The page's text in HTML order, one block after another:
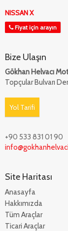
NISSAN X
Fiyat için arayın
Bize Ulaşın
Gökhan Helvacı
Topçular Bulvarı
Yol Tarifi
+90 533 831 01 90
Site Haritası
Anasayfa
Hakkımızda
Tüm Araçlar
Ticari Araçlar